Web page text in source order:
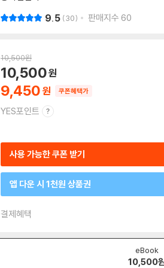
9.5 30 판매지수 60
10,500원
9,450
10,500
쿠폰혜택가
YES포인트
사용 가능한 쿠폰 받기
앱 다운 시 1천원 상품권
결제혜택
eBook
10,500